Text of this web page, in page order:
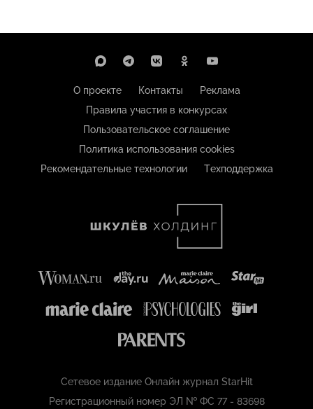
О проекте Контакты
Реклама
Правила участия в конкурсах
Пользовательское соглашение
Политика использования cookies
Рекомендательные технологии
Техподдержка
Сетевое издание Онлайн журнал StarHit
Регистрационный номер ЭЛ № ФС 77 - 83698